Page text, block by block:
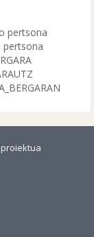
pertsona
pertsona